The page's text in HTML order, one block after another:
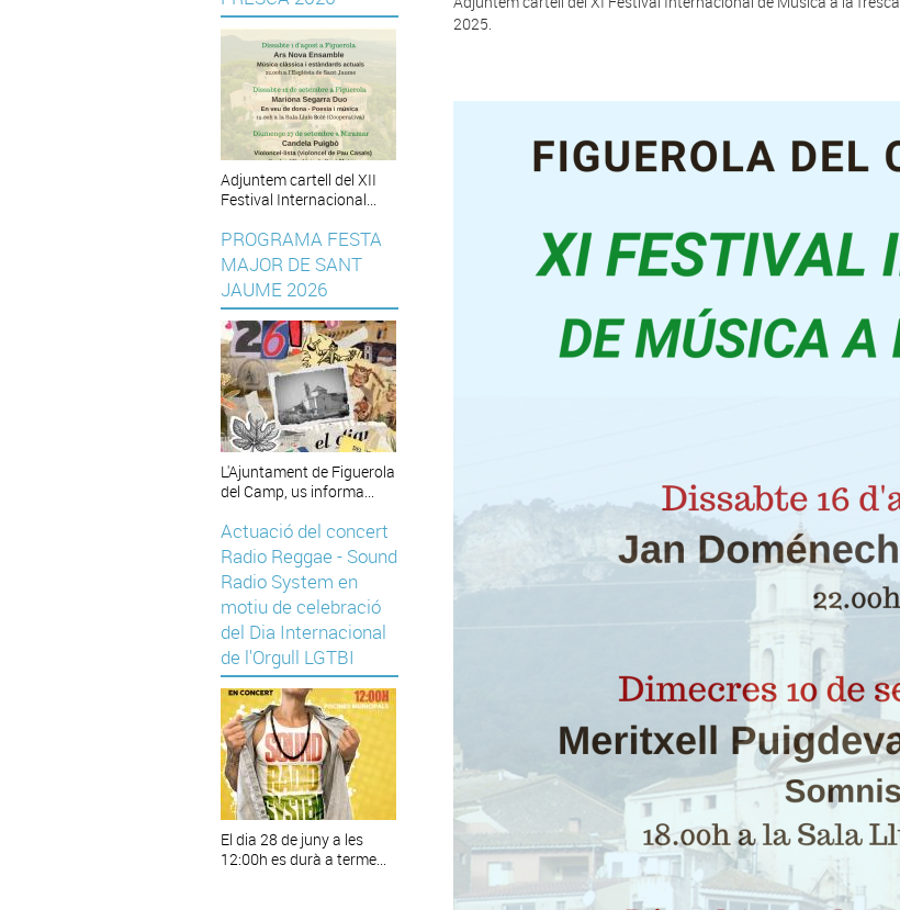
Adjuntem cartell del XII
Festival Internacional...
PROGRAMA FESTA
MAJOR DE SANT
JAUME 2026
L'Ajuntament de Figuerola
del Camp, us informa...
Actuació del concert
Radio Reggae - Sound
Radio System en
motiu de celebració
del Dia Internacional
de l'Orgull LGTBI
El dia 28 de juny a les
12:00h es durà a terme...
2025.